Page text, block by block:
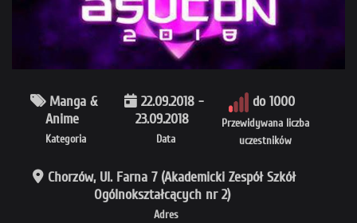
Kategoria
Manga &
Anime
Data
22.09.2018 -
23.09.2018
Przewidywana liczba
uczestników
do 1000
Adres
Chorzów, Ul. Farna 7 (Akademicki Zespół Szkół
Ogólnokształcących nr 2)